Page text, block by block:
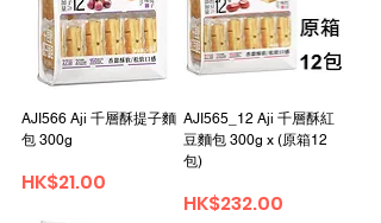
AJI566 Aji 千層酥提子麵
包 300g
Price
HK$21.00
AJI565_12 Aji 千層酥紅
豆麵包 300g x (原箱12
包)
Price
HK$232.00